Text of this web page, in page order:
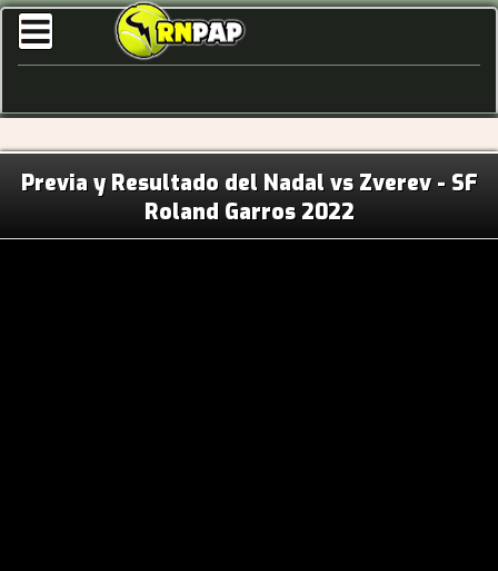
Previa y Resultado del Nadal vs Zverev - SF
Roland Garros 2022